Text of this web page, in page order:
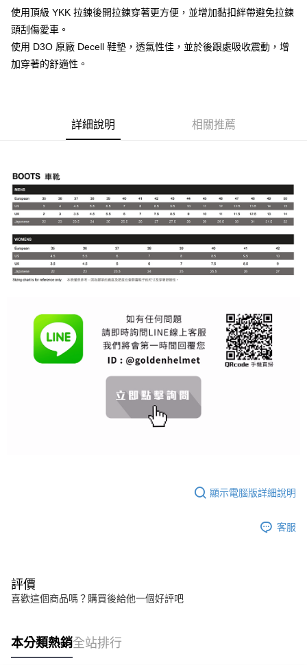
大哥付你分期
相關說明
【大哥付你分期使用說明】
1.本服務由台灣大哥大提供，台灣大哥大用戶可立即使用無須另外申請。
4.訂單成立30分鐘內，如未前往確認交易或遇審核未通過，訂單將自動取
消。如遇「轉專審核」未通過狀況，表示未達大哥付你分期系統評分，恕無
1.分期款項不併入電信帳單，「大哥付你分期」於每月結算日後寄送繳費提
醒簡訊。
2.透過簡訊連結打開帳單後，可選擇「超商條碼／台灣大直營門市／銀行轉
帳／街口支付／iPASS MONEY」等通路繳費。
【注意事項】
1.本服務係由「台灣大哥大股份有限公司」（以下簡稱本公司）所提供，讓
用戶於交易時，得透過本服務購買商品或服務，並由商店將買賣／分期付款
買賣價金債權讓與本公司後，依約使用本公司帳單繳交帳款。
3.完整用戶服務條款，請詳閱以下連結：https://oppay.tw/userRule
AFTEE先享後付
１．簡單：不需註冊會員、不需綁卡、不需儲值。
２．便利：只要手機號碼，簡訊認證，即可結帳。
【「AFTEE先享後付」結帳流程】
１．於結帳方式選擇「AFTEE先享後付」後，將跳轉至「AFTEE先享後付」
結帳頁面，進行簡訊認證並確認金額後，即可完成結帳。
２．訂單成立數日內，您將收到繳費通知簡訊。
ATM／網路銀行／等多元方式進行付款，方視為交易完成。
※ 請注意：結帳手續完成當下不需立刻繳費，但若您需要取消訂單，請聯絡
購買商品的店家。未經商家同意取消之訂單仍視為有效，需透過AFTEE先享
後付繳納相關費用。
客戶支援中心」https://netprotections.freshdesk.com/support/home
【注意事項】
１．透過由恩沛科技股份有限公司提供之「AFTEE先享後付」服務完成之交
易，需依本服務之必要範圍內提供個人資料，並將交易相關給付款項請求債
權轉讓予恩沛科技股份有限公司。
２．關於個人資料處理事宜，請瀏覽以下網址：
https://aftee.tw/terms/#terms3
３．未成年的使用者請事先徵得法定代理人或監護人之同意方可使用
「AFTEE先享後付」，若未經同意申辦者引起之損失，本公司不負相關責
５．嚴禁一人註冊多個帳號或使用他人資訊註冊。若發現惡意使用之情形，
恩沛科技股份有限公司將有權停止該用戶之使用額度並採取法律行動。
每筆NT$80，滿NT$1,999(含以上)免運費
付款後全家取貨
每筆NT$80，滿NT$1,999(含以上)免運費
7-11取貨付款
每筆NT$80，滿NT$1,999(含以上)免運費
每筆NT$80，滿NT$1,999(含以上)免運費
使用頂級 YKK 拉鍊後開拉鍊穿著更方便，並增加黏扣絆帶避免拉鍊
頭刮傷愛車。
使用 D3O 原廠 Decell 鞋墊，透氣性佳，並於後跟處吸收震動，增
加穿著的舒適性。
詳細說明 相關推薦
顯示電腦版詳細說明
客服
評價
喜歡這個商品嗎？購買後給他一個好評吧
本分類熱銷全站排行